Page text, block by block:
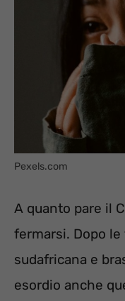
Pexels.com
A quanto pare il
fermarsi. Dopo
sudafricana e
esordio anche